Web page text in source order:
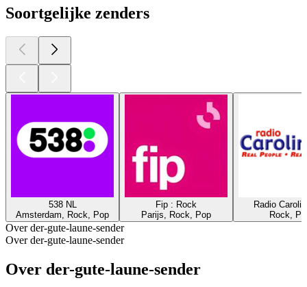
Soortgelijke zenders
538 NL
Amsterdam, Rock, Pop
Fip : Rock
Parijs, Rock, Pop
Radio
Rock,
Over der-gute-laune-sender
Over der-gute-laune-sender
Over der-gute-laune-sender